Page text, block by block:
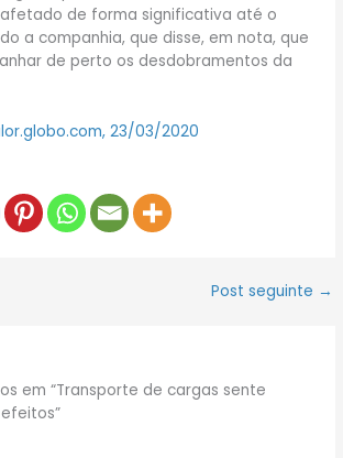
de forma significativa até o
a companhia, que disse, em nota, que
de perto os desdobramentos da
23/03/2020
Post seguinte →
em “Transporte de cargas sente